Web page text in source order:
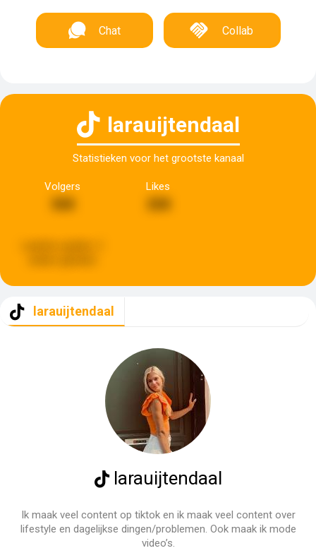
Chat Collab
larauijtendaal
Statistieken voor het grootste kanaal
Volgers
368
Likes
268
larauijtendaal
larauijtendaal
Ik maak veel content op tiktok en ik maak veel content over
lifestyle en dagelijkse dingen/problemen. Ook maak ik mode
video’s.